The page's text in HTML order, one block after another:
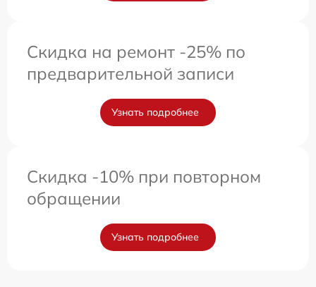
Скидка на ремонт -25% по
предварительной записи
Узнать подробнее
Скидка -10% при повторном
обращении
Узнать подробнее